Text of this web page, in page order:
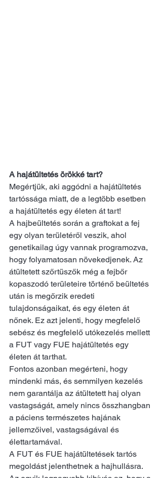
A hajátültetés örökké tart?
Megértjük, aki aggódni a hajátültetés
tartóssága miatt, de a legtöbb esetben
a hajátültetés egy életen át tart!
A hajbeültetés során a graftokat a fej
egy olyan területéről veszik, ahol
genetikailag úgy vannak programozva,
hogy folyamatosan növekedjenek. Az
átültetett szőrtüszők még a fejbőr
kopaszodó területeire történő beültetés
után is megőrzik eredeti
tulajdonságaikat, és egy életen át
nőnek. Ez azt jelenti, hogy megfelelő
sebész és megfelelő utókezelés mellett
a FUT vagy FUE hajátültetés egy
életen át tarthat.
Fontos azonban megérteni, hogy
mindenki más, és semmilyen kezelés
nem garantálja az átültetett haj olyan
vastagságát, amely nincs összhangban
a páciens természetes hajának
jellemzőivel, vastagságával és
élettartamával.
A FUT és FUE hajátültetések tartós
megoldást jelenthetnek a hajhullásra.